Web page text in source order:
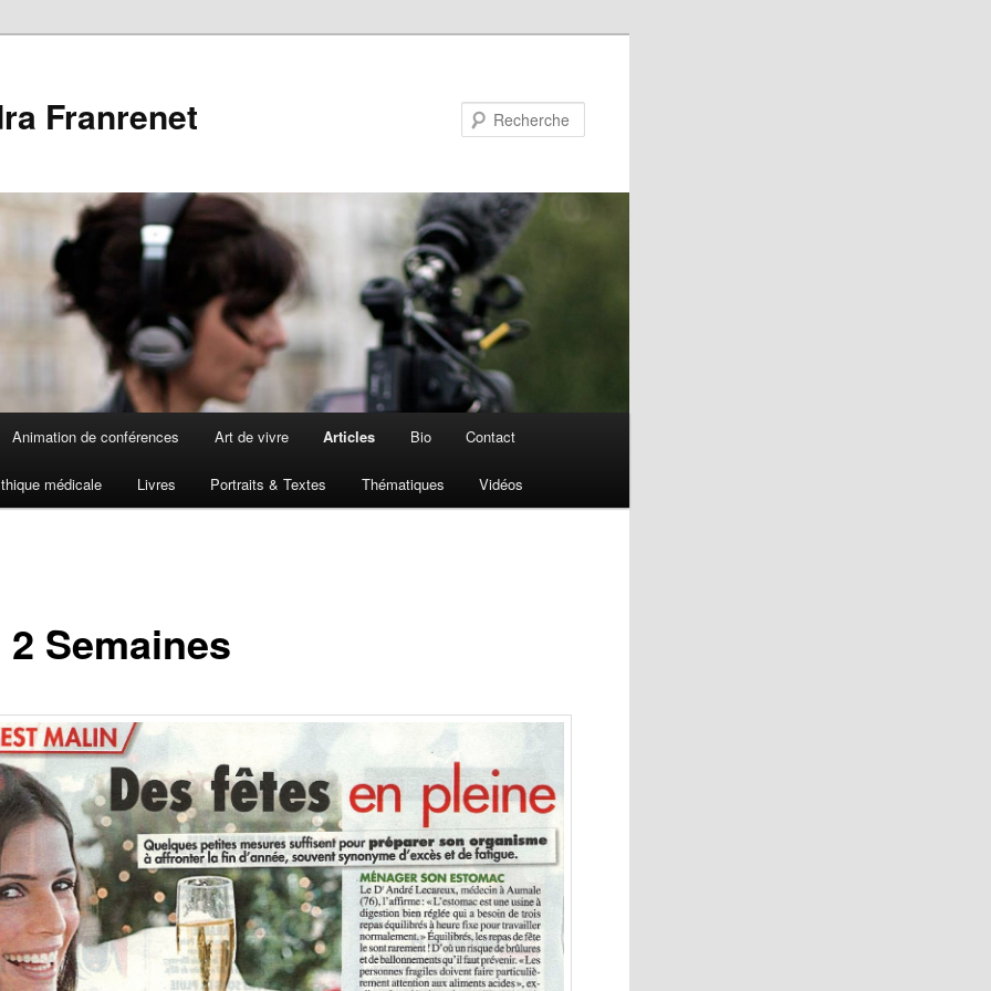
Franrenet
Animation de conférences Art de vivre Articles Bio Contact
médicale Livres Portraits & Textes Thématiques Vidéos
2 Semaines